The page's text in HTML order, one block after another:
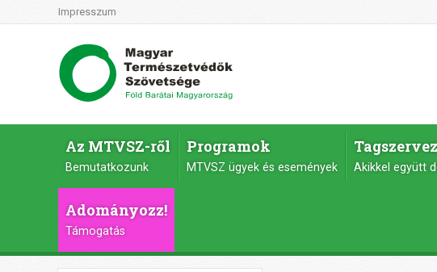
Impresszum
Az MTVSZ-ről
Bemutatkozunk
Programok
MTVSZ ügyek és események Akikkel együtt
Adományozz!
Támogatás